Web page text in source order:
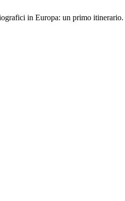
in Europa: un primo itinerario.